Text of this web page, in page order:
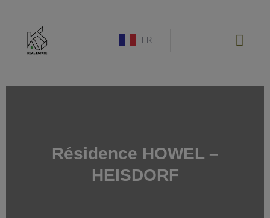
FR
Résidence HOWEL –
HEISDORF
PROJETS NEUFS
VENTE
LOCATION